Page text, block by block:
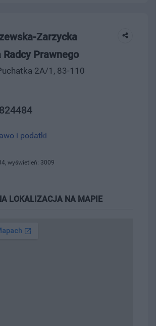
Zarzycka
Radcy Prawnego
2A/1, 83-110
i podatki
wyświetleń: 3009
LOKALIZACJA NA MAPIE